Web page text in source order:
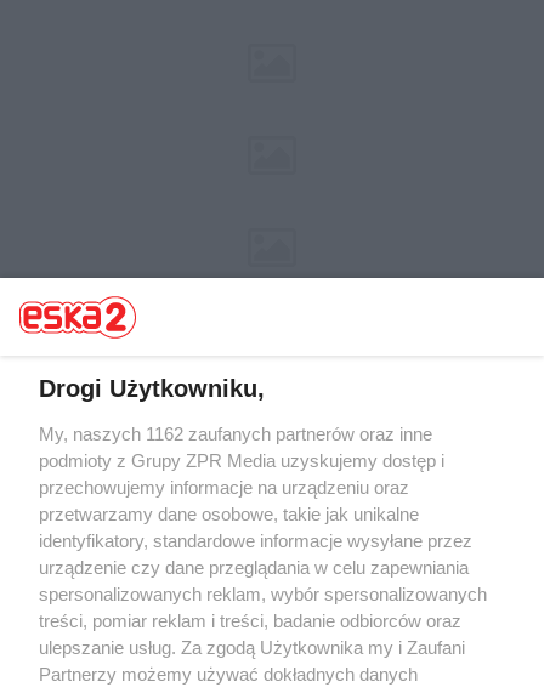
Żaden utwór zamieszczony w serwisie nie może być powielany i
rozpowszechniany lub dalej rozpowszechniany w jakikolwiek sposób (w
tym także elektroniczny lub mechaniczny) na jakimkolwiek polu
eksploatacji w jakiejkolwiek formie, włącznie z umieszczaniem w
Internecie bez pisemnej zgody właściciela praw. Jakiekolwiek użycie lub
wykorzystanie utworów w całości lub w części z naruszeniem prawa,
tzn. bez właściwej zgody, jest zabronione pod groźbą kary i może być
ścigane prawnie.
Drogi Użytkowniku,
My, naszych 1162 zaufanych partnerów oraz inne
podmioty z Grupy ZPR Media uzyskujemy dostęp i
przechowujemy informacje na urządzeniu oraz
przetwarzamy dane osobowe, takie jak unikalne
identyfikatory, standardowe informacje wysyłane przez
urządzenie czy dane przeglądania w celu zapewniania
spersonalizowanych reklam, wybór spersonalizowanych
treści, pomiar reklam i treści, badanie odbiorców oraz
ulepszanie usług. Za zgodą Użytkownika my i Zaufani
Partnerzy możemy używać dokładnych danych